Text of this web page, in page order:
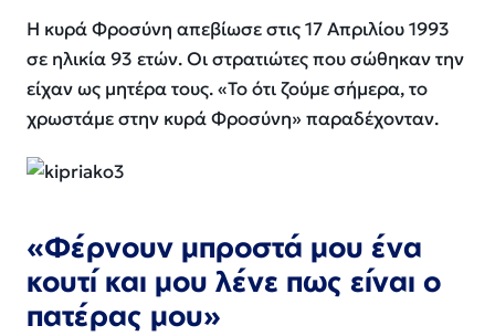
Η κυρά Φροσύνη απεβίωσε στις 17 Απριλίου 1993
σε ηλικία 93 ετών. Οι στρατιώτες που σώθηκαν την
είχαν ως μητέρα τους.«Το ότι ζούμε σήμερα, το
χρωστάμε στην κυρά Φροσύνη»παραδέχονταν.
«Φέρνουν μπροστά μου ένα
κουτί και μου λένε πως είναι ο
πατέρας μου»